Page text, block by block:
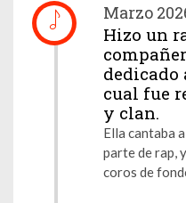
Marzo
Hizo un
dedicado
cual fue
y clan.
Ella cantaba
parte de rap,
coros de